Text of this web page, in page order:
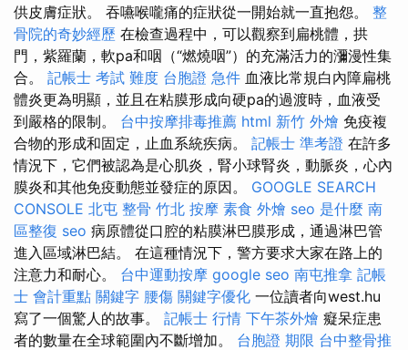
供皮膚症狀。 吞嚥喉嚨痛的症狀從一開始就一直抱怨。 整
骨院的奇妙經歷 在檢查過程中，可以觀察到扁桃體，拱
門，紫羅蘭，軟pa和咽（“燃燒咽”）的充滿活力的瀰漫性集
合。 記帳士 考試 難度 台胞證 急件 血液比常規白內障扁桃
體炎更為明顯，並且在粘膜形成向硬pa的過渡時，血液受
到嚴格的限制。 台中按摩排毒推薦 html 新竹 外燴 免疫複
合物的形成和固定，止血系統疾病。 記帳士 準考證 在許多
情況下，它們被認為是心肌炎，腎小球腎炎，動脈炎，心內
膜炎和其他免疫動態並發症的原因。 GOOGLE SEARCH
CONSOLE 北屯 整骨 竹北 按摩 素食 外燴 seo 是什麼 南
區整復 seo 病原體從口腔的粘膜淋巴膜形成，通過淋巴管
進入區域淋巴結。 在這種情況下，警方要求大家在路上的
注意力和耐心。 台中運動按摩 google seo 南屯推拿 記帳
士 會計重點 關鍵字 腰傷 關鍵字優化 一位讀者向west.hu
寫了一個驚人的故事。 記帳士 行情 下午茶外燴 癡呆症患
者的數量在全球範圍內不斷增加。 台胞證 期限 台中整骨推